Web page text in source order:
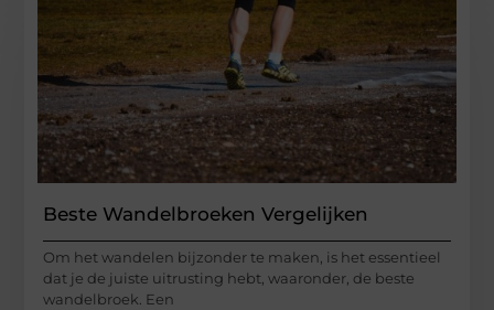
Beste Wandelbroeken Vergelijken
Om het wandelen bijzonder te maken, is het essentieel
dat je de juiste uitrusting hebt, waaronder, de beste
wandelbroek. Een